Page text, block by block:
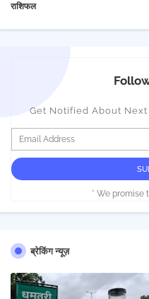
राशिफल
Get Notified About
* We promise
ब्रेकिंग न्यूज़